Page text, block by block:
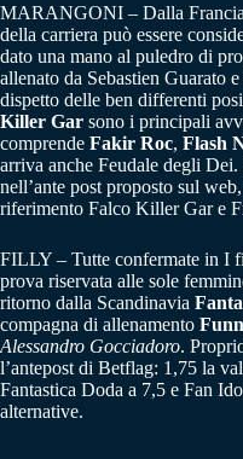
MARANGONI – Dalla
della carriera può essere
dato una mano al puledro di
allenato da Sebastien Guarato
dispetto delle ben differenti
Killer Gar sono i principali
comprende Fakir Roc, Flash
arriva anche Feudale degli
nell’ante post proposto sul
riferimento Falco Killer Gar e
FILLY – Tutte confermate in I
prova riservata alle sole
ritorno dalla Scandinavia
compagna di allenamento
Alessandro Gocciadoro.
l’antepost di Betflag: 1,75 la
Fantastica Doda a 7,5 e Fan
alternative.